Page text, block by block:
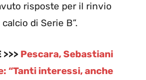
risposte per il rinvio
di Serie B”.
>>> Pescara, Sebastiani
“Tanti interessi, anche